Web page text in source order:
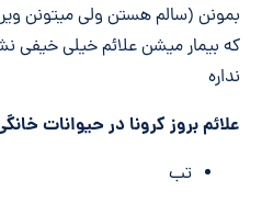
بمونن (سالم هستن ولی میتونن
که بیمار میشن علائم خیلی
نداره
علائم بروز کرونا در حیوانات
تب